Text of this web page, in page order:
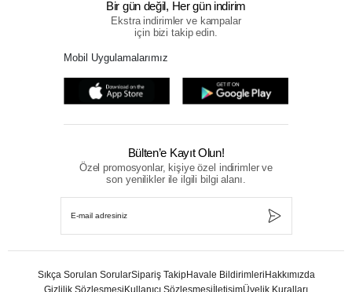
Bir gün değil, Her gün indirim
Ekstra indirimler ve kampalar
için bizi takip edin.
Mobil Uygulamalarımız
Bülten’e Kayıt Olun!
Özel promosyonlar, kişiye özel indirimler ve
son yenilikler ile ilgili bilgi alanı.
Sıkça Sorulan SorularSipariş TakipHavale BildirimleriHakkımızda
Gizlilik SözleşmesiKullanıcı SözleşmesiİletişimÜyelik Kuralları